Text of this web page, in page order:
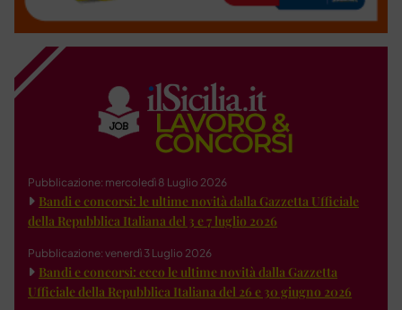
Pubblicazione: mercoledì 8 Luglio 2026
Bandi e concorsi: le ultime novità dalla Gazzetta Ufficiale
della Repubblica Italiana del 3 e 7 luglio 2026
Pubblicazione: venerdì 3 Luglio 2026
Bandi e concorsi: ecco le ultime novità dalla Gazzetta
Ufficiale della Repubblica Italiana del 26 e 30 giugno 2026